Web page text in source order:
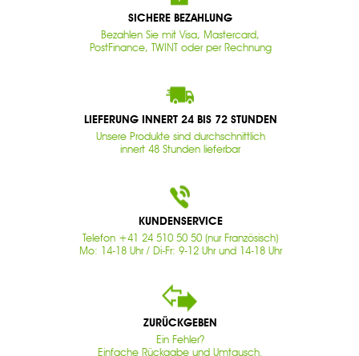
SICHERE BEZAHLUNG
Bezahlen Sie mit Visa, Mastercard,
PostFinance, TWINT oder per Rechnung
LIEFERUNG INNERT 24 BIS 72 STUNDEN
Unsere Produkte sind durchschnittlich
innert 48 Stunden lieferbar
KUNDENSERVICE
Telefon +41 24 510 50 50 (nur Französisch)
Mo: 14-18 Uhr / Di-Fr: 9-12 Uhr und 14-18 Uhr
ZURÜCKGEBEN
Ein Fehler?
Einfache Rückgabe und Umtausch.